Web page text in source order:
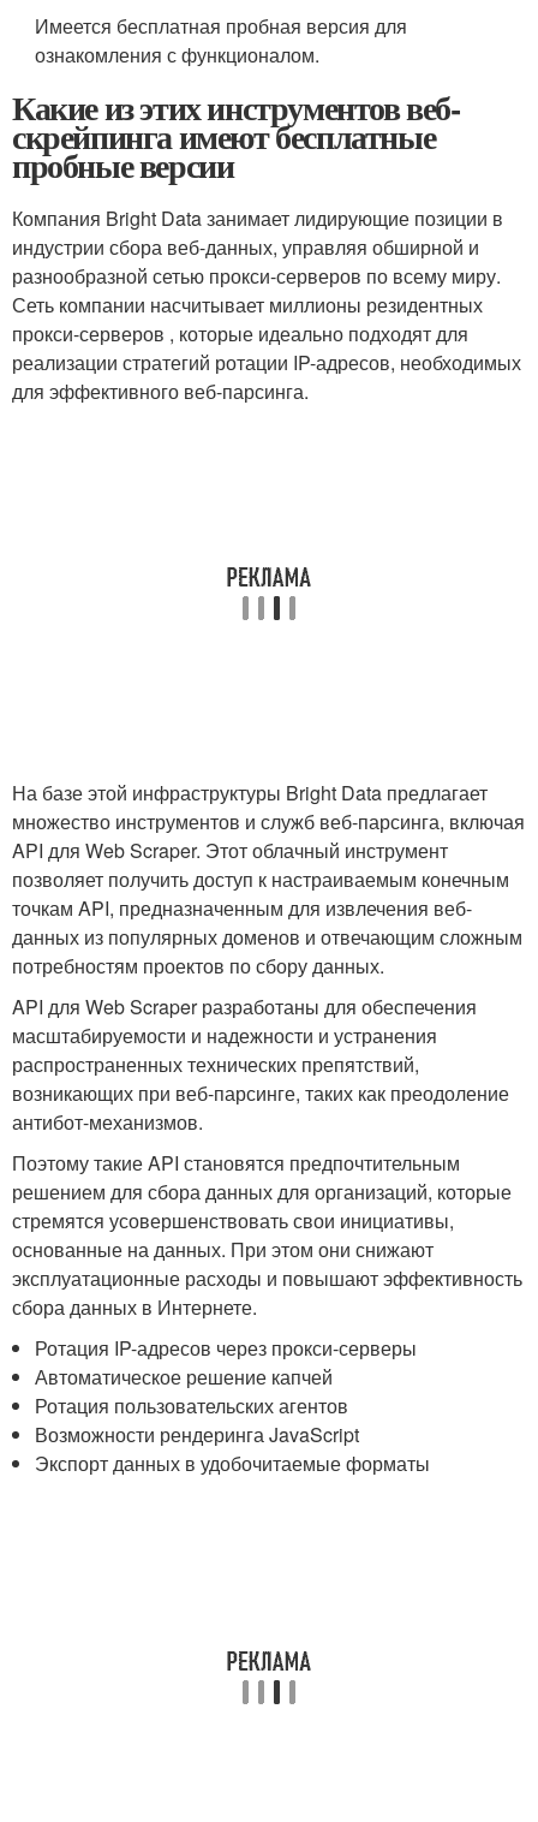
Имеется бесплатная пробная версия для
ознакомления с функционалом.
Какие из этих инструментов веб-
скрейпинга имеют бесплатные
пробные версии
Компания Bright Data занимает лидирующие позиции в
индустрии сбора веб-данных, управляя обширной и
разнообразной сетью прокси-серверов по всему миру.
Сеть компании насчитывает миллионы резидентных
прокси-серверов , которые идеально подходят для
реализации стратегий ротации IP-адресов, необходимых
для эффективного веб-парсинга.
На базе этой инфраструктуры Bright Data предлагает
множество инструментов и служб веб-парсинга, включая
API для Web Scraper. Этот облачный инструмент
позволяет получить доступ к настраиваемым конечным
точкам API, предназначенным для извлечения веб-
данных из популярных доменов и отвечающим сложным
потребностям проектов по сбору данных.
API для Web Scraper разработаны для обеспечения
масштабируемости и надежности и устранения
распространенных технических препятствий,
возникающих при веб-парсинге, таких как преодоление
антибот-механизмов.
Поэтому такие API становятся предпочтительным
решением для сбора данных для организаций, которые
стремятся усовершенствовать свои инициативы,
основанные на данных. При этом они снижают
эксплуатационные расходы и повышают эффективность
сбора данных в Интернете.
Ротация IP-адресов через прокси-серверы
Автоматическое решение капчей
Ротация пользовательских агентов
Возможности рендеринга JavaScript
Экспорт данных в удобочитаемые форматы